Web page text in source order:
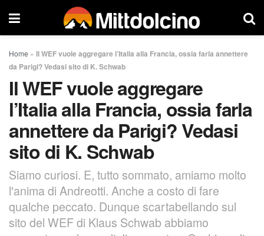
Home » Il WEF vuole aggregare l’Italia alla Francia, ossia farla annettere
da Parigi? Vedasi sito di K. Schwab
Il WEF vuole aggregare
l’Italia alla Francia, ossia farla
annettere da Parigi? Vedasi
sito di K. Schwab
Siamo curiosi. E, tutto sommato, amiamo molto
l'anima di Andreotti. Anche a costo di fare
qualche peccato. Dunque scartabellando sul
sito del WEF di Klaus Schwab abbiamo